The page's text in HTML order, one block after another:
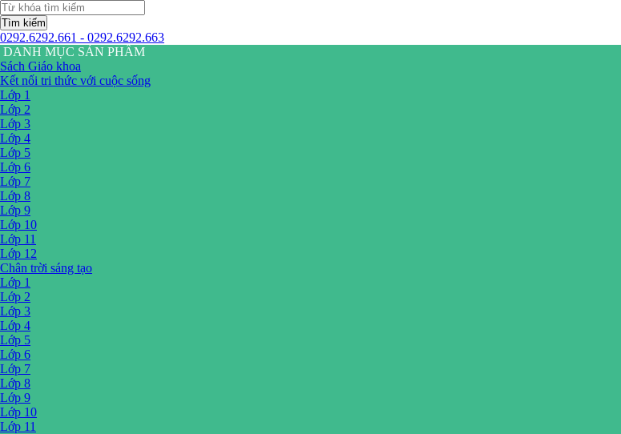
Tìm kiếm
0292.6292.661 - 0292.6292.663
DANH MỤC SẢN PHẨM
Sách Giáo khoa
Kết nối tri thức với cuộc sống
Lớp 1
Lớp 2
Lớp 3
Lớp 4
Lớp 5
Lớp 6
Lớp 7
Lớp 8
Lớp 9
Lớp 10
Lớp 11
Lớp 12
Chân trời sáng tạo
Lớp 1
Lớp 2
Lớp 3
Lớp 4
Lớp 5
Lớp 6
Lớp 7
Lớp 8
Lớp 9
Lớp 10
Lớp 11